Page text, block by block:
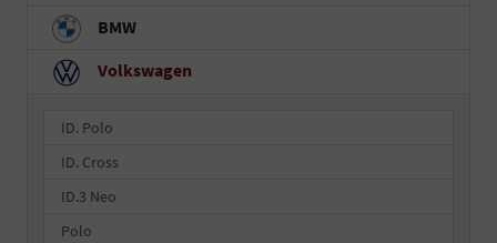
BMW
Volkswagen
ID. Polo
ID. Cross
ID.3 Neo
Polo